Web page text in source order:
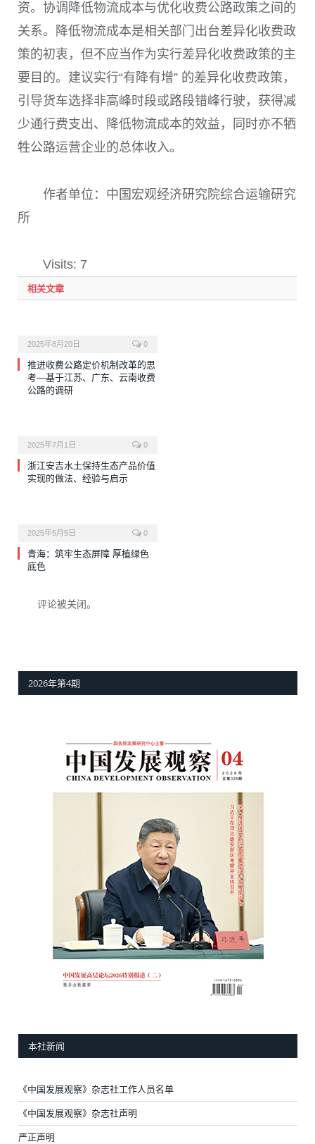
资。协调降低物流成本与优化收费公路政策之间的
关系。降低物流成本是相关部门出台差异化收费政
策的初衷，但不应当作为实行差异化收费政策的主
要目的。建议实行“有降有增” 的差异化收费政策，
引导货车选择非高峰时段或路段错峰行驶，获得减
少通行费支出、降低物流成本的效益，同时亦不牺
牲公路运营企业的总体收入。
作者单位：中国宏观经济研究院综合运输研究
所
Visits: 7
相关文章
2025年8月20日 0
推进收费公路定价机制改革的思
考—基于江苏、广东、云南收费
公路的调研
2025年7月1日 0
浙江安吉水土保持生态产品价值
实现的做法、经验与启示
2025年5月5日 0
青海：筑牢生态屏障 厚植绿色
底色
评论被关闭。
2026年第4期
本社新闻
《中国发展观察》杂志社工作人员名单
《中国发展观察》杂志社声明
严正声明